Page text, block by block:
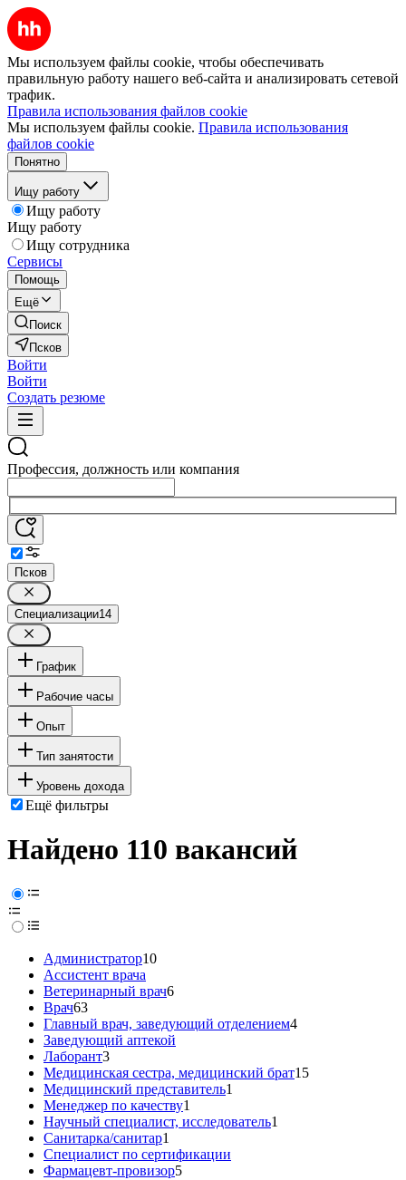
Мы используем файлы cookie, чтобы обеспечивать
правильную работу нашего веб-сайта и анализировать сетевой
трафик.
Правила использования файлов cookie
Мы используем файлы cookie. Правила использования
файлов cookie
Понятно
Ищу работу
Ищу работу
Ищу работу
Ищу сотрудника
Сервисы
Помощь
Ещё
Поиск
Псков
Войти
Войти
Создать резюме
Профессия, должность или компания
Псков
Специализации14
График
Рабочие часы
Опыт
Тип занятости
Уровень дохода
Ещё фильтры
Найдено 110 вакансий
Администратор10
Ассистент врача
Ветеринарный врач6
Врач63
Главный врач, заведующий отделением4
Заведующий аптекой
Лаборант3
Медицинская сестра, медицинский брат15
Медицинский представитель1
Менеджер по качеству1
Научный специалист, исследователь1
Санитарка/санитар1
Специалист по сертификации
Фармацевт-провизор5